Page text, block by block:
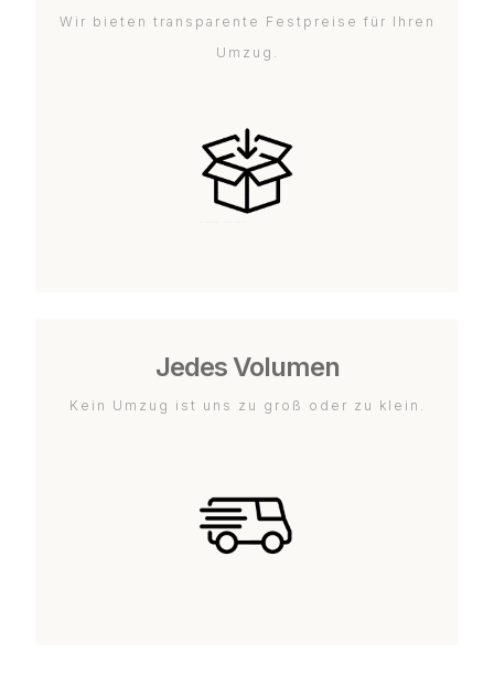
Wir bieten transparente Festpreise für Ihren
Umzug.
Jedes Volumen
Kein Umzug ist uns zu groß oder zu klein.